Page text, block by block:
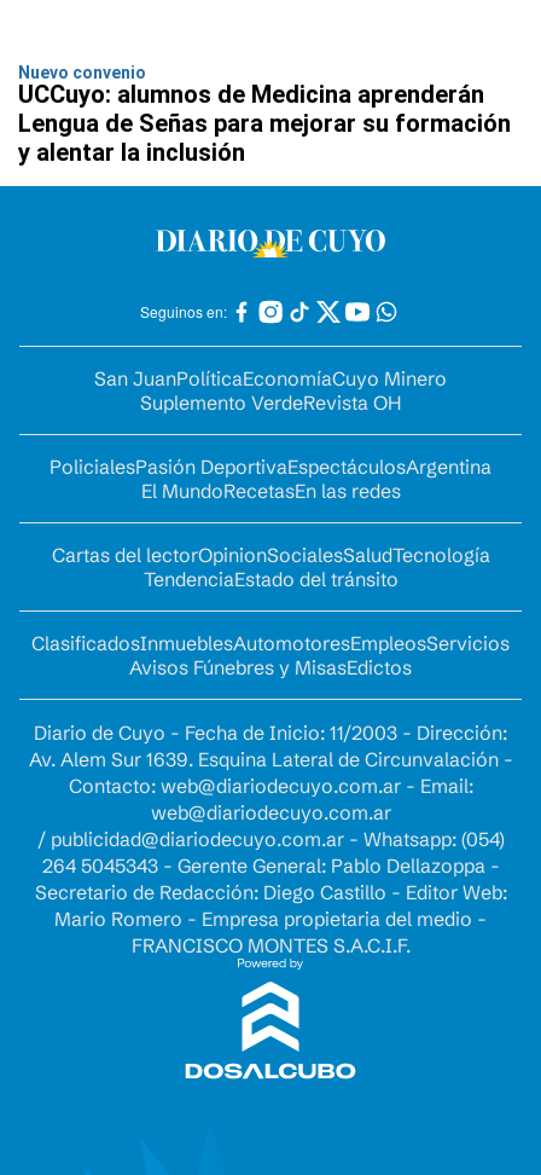
Nuevo convenio
UCCuyo: alumnos de Medicina aprenderán
Lengua de Señas para mejorar su formación
y alentar la inclusión
Seguinos en:
San JuanPolíticaEconomíaCuyo Minero
Suplemento VerdeRevista OH
PolicialesPasión DeportivaEspectáculosArgentina
El MundoRecetasEn las redes
Cartas del lectorOpinionSocialesSaludTecnología
TendenciaEstado del tránsito
ClasificadosInmueblesAutomotoresEmpleosServicios
Avisos Fúnebres y MisasEdictos
Diario de Cuyo - Fecha de Inicio: 11/2003 - Dirección:
Av. Alem Sur 1639. Esquina Lateral de Circunvalación -
Contacto: web@diariodecuyo.com.ar- Email:
web@diariodecuyo.com.ar
/ publicidad@diariodecuyo.com.ar- Whatsapp: (054)
264 5045343 - Gerente General: Pablo Dellazoppa -
Secretario de Redacción: Diego Castillo - Editor Web:
Mario Romero - Empresa propietaria del medio -
FRANCISCO MONTES S.A.C.I.F.